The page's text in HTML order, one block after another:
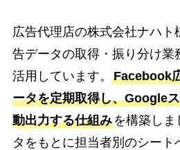
広告代理店の株式会社ナハト
告データの取得・振り分け業
活用しています。 Facebook
ータを定期取得し、Google
動出力する仕組みを構築しま
タをもとに担当者別のシート